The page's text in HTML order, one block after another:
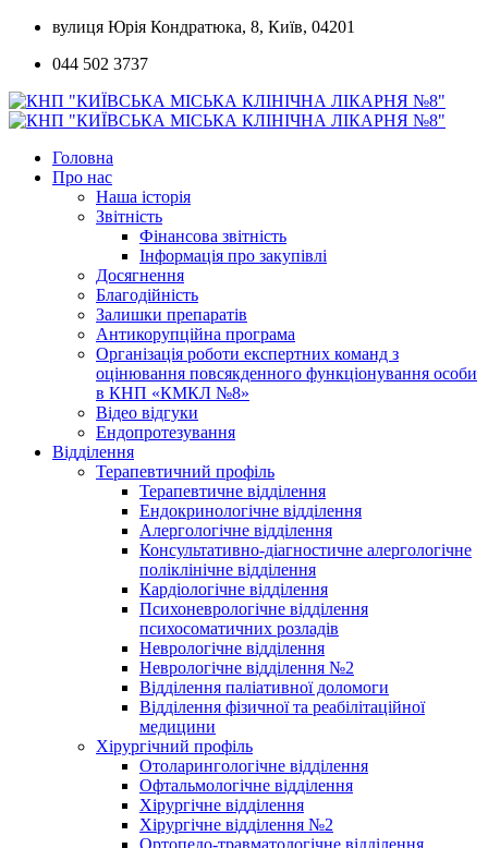
Skip
content
вулиця Юрія Кондратюка, 8, Київ, 04201
044 502 3737
Головна
Про нас
Наша історія
Звітність
Фінансова звітність
Інформація про закупівлі
Досягнення
Благодійність
Залишки препаратів
Антикорупційна програма
Організація роботи експертних команд з
оцінювання повсякденного функціонування особи
в КНП «КМКЛ №8»
Відео відгуки
Ендопротезування
Відділення
Терапевтичний профіль
Терапевтичне відділення
Ендокринологічне відділення
Алергологічне відділення
Консультативно-діагностичне алергологічне
поліклінічне відділення
Кардіологічне відділення
Психоневрологічне відділення
психосоматичних розладів
Неврологічне відділення
Неврологічне відділення №2
Відділення паліативної доломоги
Відділення фізичної та реабілітаційної
медицини
Хірургічний профіль
Отоларингологічне відділення
Офтальмологічне відділення
Хірургічне відділення
Хірургічне відділення №2
Ортопедо-травматологічне відділення